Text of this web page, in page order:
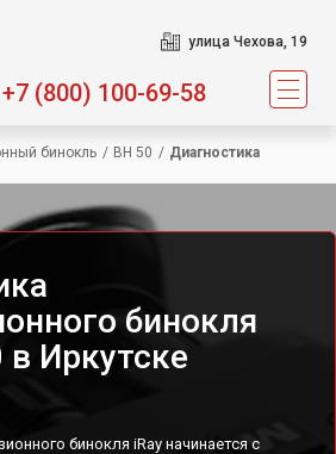
улица Чехова, 19
+7 (800) 100-69-58
бинокль / BH 50 / Диагностика
бинокля
в Иркутске
бинокля iRay начинается с